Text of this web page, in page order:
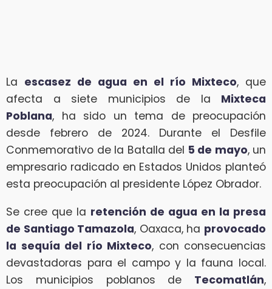
La escasez de agua en el río Mixteco, que
afecta a siete municipios de la Mixteca
Poblana, ha sido un tema de preocupación
desde febrero de 2024. Durante el Desfile
Conmemorativo de la Batalla del 5 de mayo, un
empresario radicado en Estados Unidos planteó
esta preocupación al presidente López Obrador.
Se cree que la retención de agua en la presa
de Santiago Tamazola, Oaxaca, ha provocado
la sequía del río Mixteco, con consecuencias
devastadoras para el campo y la fauna local.
Los municipios poblanos de Tecomatlán,